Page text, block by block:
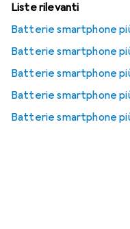
Liste rilevanti
Batterie smartphone
Batterie smartphone
Batterie smartphone
Batterie smartphone
Batterie smartphone